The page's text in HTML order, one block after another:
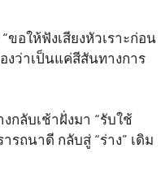
อให้ฟังเสียงหัวเราะก่อน
งว่าเป็นแค่สีสันทางการ
กลับเช้าฝั่งมา “รับใช้
รถนาดี กลับสู่ “ร่าง” เดิม